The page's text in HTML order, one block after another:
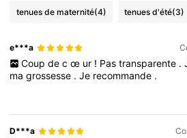
tenues de maternité(4) tenues d'été(3)
e***a
Coup de c œ ur ! Pas transparente .
magrossesse .Je recommande .
D***a